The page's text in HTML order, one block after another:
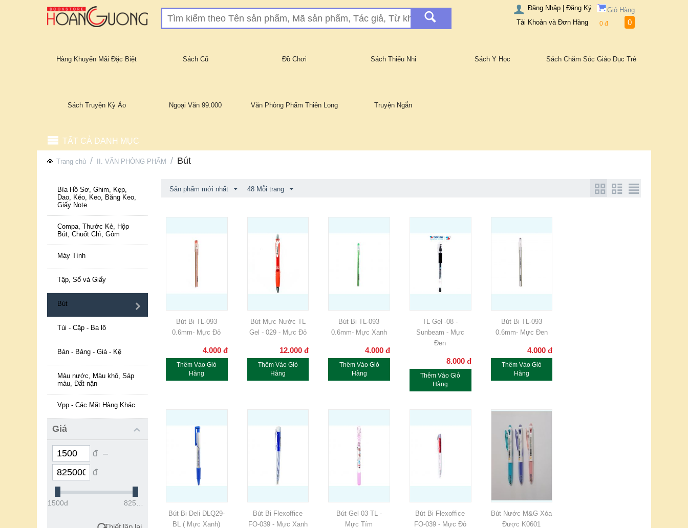
Giỏ Hàng
0đ 0
Đăng Nhập | Đăng Ký
Tài Khoản và Đơn Hàng
Hàng Khuyến Mãi Đặc Biệt Sách Cũ Đồ Chơi Sách Thiếu Nhi Sách Y Học Sách Chăm Sóc Giáo Dục Trẻ
Sách Truyện Kỳ Ảo Ngoại Văn 99.000 Văn Phòng Phẩm Thiên Long Truyện Ngắn
TẤT CẢ DANH MỤC
Trang chủ / II. VĂN PHÒNG PHẨM / Bút
Bìa Hồ Sơ, Ghim, Kẹp,
Dao, Kéo, Keo, Băng Keo,
Giấy Note
Compa, Thước Kẻ, Hộp
Bút, Chuốt Chì, Gôm
Máy Tính
Tập, Sổ và Giấy
Bút
Túi - Cặp - Ba lô
Bàn - Bảng - Giá - Kệ
Màu nước, Màu khô, Sáp
màu, Đất nặn
Vpp - Các Mặt Hàng Khác
Giá
đ –
đ
1500đ 825000đ
Sản phẩm mới nhất 48 Mỗi trang
Bút Bi TL-093
0.6mm- Mực Đỏ
4.000 đ
Thêm Vào Giỏ
Hàng
Bút Mực Nước TL
Gel - 029 - Mực Đỏ
12.000 đ
Thêm Vào Giỏ
Hàng
Bút Bi TL-093
0.6mm- Mực Xanh
4.000 đ
Thêm Vào Giỏ
Hàng
TL Gel -08 -
Sunbeam - Mực
Đen
8.000 đ
Thêm Vào Giỏ
Hàng
Bút Bi TL-093
0.6mm- Mực Đen
4.000 đ
Thêm Vào Giỏ
Hàng
Bút Bi Deli DLQ29-
BL ( Mực Xanh)
Bút Bi Flexoffice
FO-039 - Mực Xanh
Bút Gel 03 TL -
Mực Tím
Bút Bi Flexoffice
FO-039 - Mực Đỏ
Bút Nước M&G Xóa
Được K0601